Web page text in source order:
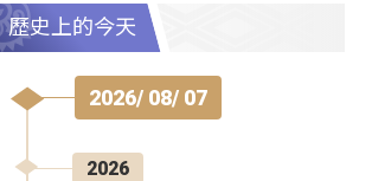
歷史上的今天
2026/ 08/ 07
2026